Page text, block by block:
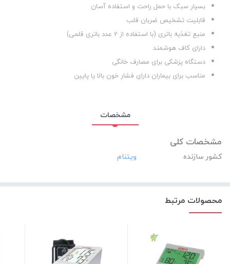
بسیار سبک با حمل راحت و استفاده آسان
قابلیت تشخیص ضربان قلب
منبع تغذیه باتری (با استفاده از 2 عدد باتری قلمی)
دارای کاف هوشمند
دستگاه پزشکی برای مصارف خانگی
مناسب برای بیماران دارای فشار خون بالا یا پایین
مشخصات
مشخصات کلی
کشور سازنده
محصولات مرتبط